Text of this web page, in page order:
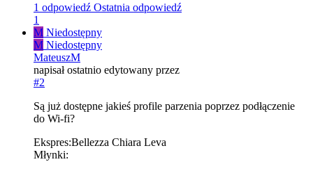
1 odpowiedź Ostatnia odpowiedź
1
M Niedostępny
M Niedostępny
MateuszM
napisałostatnio edytowany przez
#2
Są już dostępne jakieś profile parzenia poprzez podłączenie
do Wi-fi?
Ekspres:Bellezza Chiara Leva
Młynki: